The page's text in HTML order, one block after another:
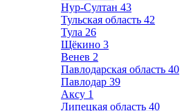
Нур-Султан 43
Тульская область 42
Тула 26
Щёкино 3
Венев 2
Павлодарская область 40
Павлодар 39
Аксу 1
Липецкая область 40